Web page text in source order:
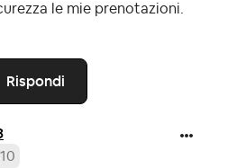
le mie prenotazioni.
Rispondi